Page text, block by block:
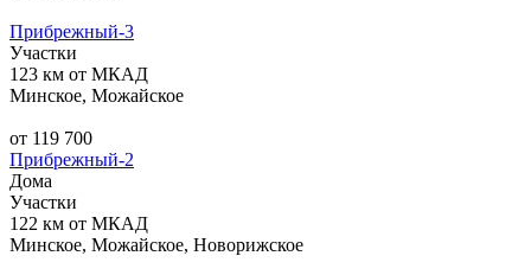
Прибрежный-3
Участки
123 км от МКАД
Минское, Можайское
от 119 700
Прибрежный-2
Дома
Участки
122 км от МКАД
Минское, Можайское, Новорижское